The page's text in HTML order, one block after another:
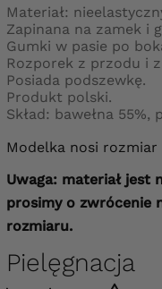
Materiał:
Zapinana na zamek i
Gumki w pasie po
Rozporek z przodu i z
Posiada podszewkę.
Produkt polski.
Skład: bawełna 55%,
Modelka nosi
Uwaga: materiał jest
prosimy o zwrócenie
rozmiaru.
Pielęgnacja